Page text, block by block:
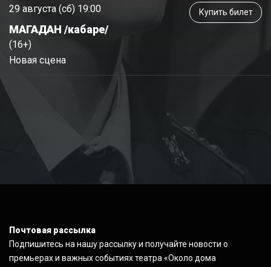
29 августа (сб) 19:00 Купить билет
МАГАДАН /кабаре/
(16+)
Новая сцена
Почтовая рассылка
Подпишитесь на нашу рассылку и получайте новости о
премьерах и важных событиях театра «Около дома